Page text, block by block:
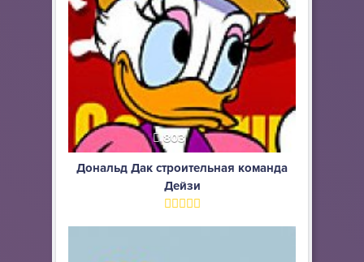
803
Дональд Дак строительная команда
Дейзи